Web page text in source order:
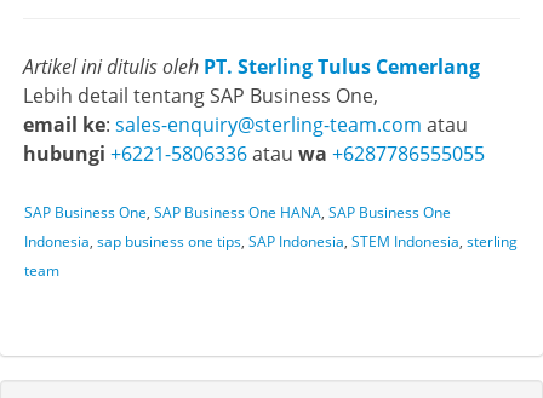
Artikel ini ditulis oleh PT. Sterling Tulus Cemerlang
Lebih detail tentang SAP Business One,
email ke: sales-enquiry@sterling-team.com atau
hubungi +6221-5806336atau wa +6287786555055
SAP Business One, SAP Business One HANA, SAP Business One
Indonesia, sap business one tips, SAP Indonesia, STEM Indonesia, sterling
team